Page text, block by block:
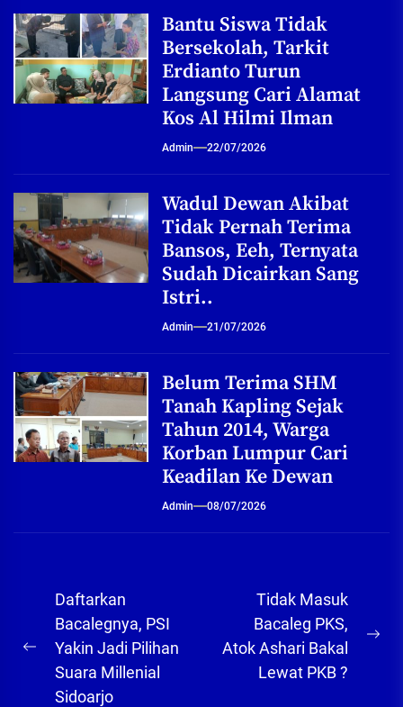
Bantu Siswa Tidak
Bersekolah, Tarkit
Erdianto Turun
Langsung Cari Alamat
Kos Al Hilmi Ilman
Admin 22/07/2026
Wadul Dewan Akibat
Tidak Pernah Terima
Bansos, Eeh, Ternyata
Sudah Dicairkan Sang
Istri..
Admin 21/07/2026
Belum Terima SHM
Tanah Kapling Sejak
Tahun 2014, Warga
Korban Lumpur Cari
Keadilan Ke Dewan
Admin 08/07/2026
Navigasi
pos
Previous
post:
Daftarkan
Bacalegnya, PSI
Yakin Jadi Pilihan
Suara Millenial
Sidoarjo
Tidak Masuk
Bacaleg PKS,
Atok Ashari Bakal
Lewat PKB ?